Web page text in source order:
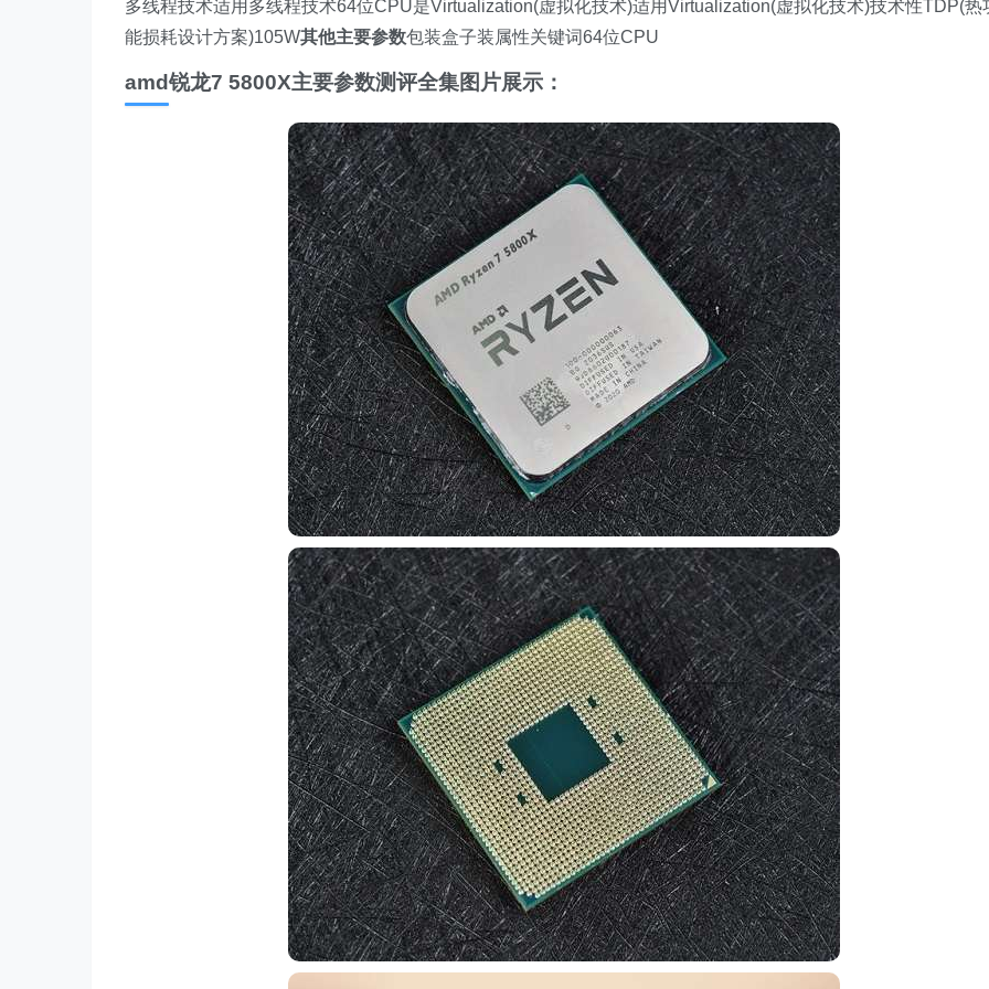
多线程技术适用多线程技术64位CPU是Virtualization(虚拟化技术)适用Virtualization(虚拟化技术)技术性TDP(热
能损耗设计方案)105W其他主要参数包装盒子装属性关键词64位CPU
amd锐龙7 5800X主要参数测评全集图片展示：